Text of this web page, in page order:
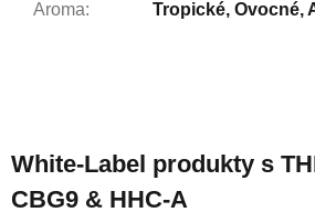
Aroma: Tropické, Ovocné,
á
p
White-Label produkty s
CBG9 & HHC-A